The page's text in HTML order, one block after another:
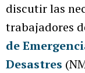
discutir las
trabajadores
de
Desastres